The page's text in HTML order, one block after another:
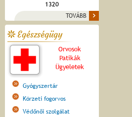
1320
TOVÁBB
Egészségügy
Orvosok
Patikák
Ügyeletek
Gyógyszertár
Körzeti fogorvos
Védőnői szolgálat